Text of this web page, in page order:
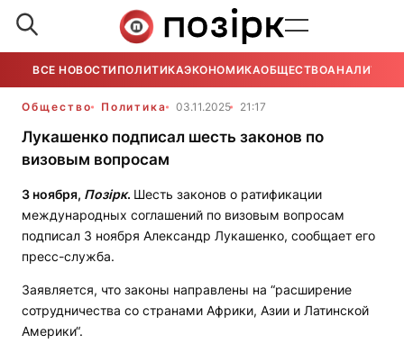
ВСЕ НОВОСТИ ПОЛИТИКАЭКОНОМИКАОБЩЕСТВОАНАЛИТИКА
Общество Политика 03.11.2025 21:17
Лукашенко подписал шесть законов по
визовым вопросам
3 ноября, Позірк. Шесть законов о ратификации
международных соглашений по визовым вопросам
подписал 3 ноября Александр Лукашенко, сообщает его
пресс-служба.
Заявляется, что законы направлены на “расширение
сотрудничества со странами Африки, Азии и Латинской
Америки“.